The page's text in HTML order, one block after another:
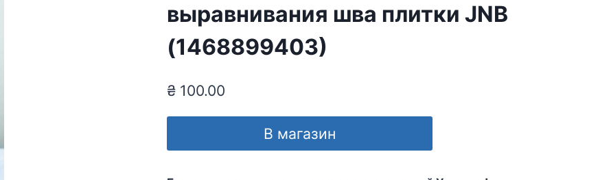
выравнивания шва плитки JNB
(1468899403)
₴100.00
В магазин